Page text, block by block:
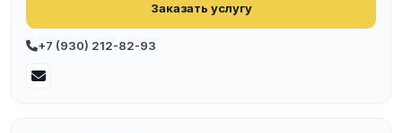
Заказать услугу
+7 (930) 212-82-93